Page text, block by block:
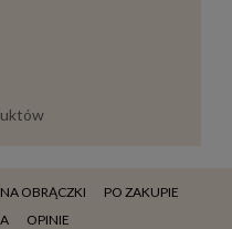
OBRĄCZKI
PO ZAKUPIE
OPINIE